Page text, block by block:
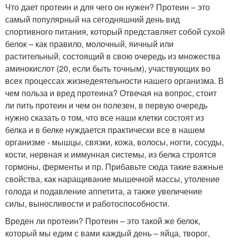
Что дает протеин и для чего он нужен? Протеин – это
самый популярный на сегодняшний день вид
спортивного питания, который представляет собой сухой
белок – как правило, молочный, яичный или
растительный, состоящий в свою очередь из множества
аминокислот (20, если быть точным), участвующих во
всех процессах жизнедеятельности нашего организма. В
чем польза и вред протеина? Отвечая на вопрос, стоит
ли пить протеин и чем он полезен, в первую очередь
нужно сказать о том, что все наши клетки состоят из
белка и в белке нуждается практически все в нашем
организме - мышцы, связки, кожа, волосы, ногти, сосуды,
кости, нервная и иммунная системы, из белка строятся
гормоны, ферменты и пр. Прибавьте сюда такие важные
свойства, как наращивание мышечной массы, утоление
голода и подавление аппетита, а также увеличение
силы, выносливости и работоспособности.
Вреден ли протеин? Протеин – это такой же белок,
который мы едим с вами каждый день – яйца, творог,